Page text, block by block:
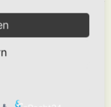
um eine unter der „
Foren-Software
haben keinen Einfluss auf
für bestimmte Zwecke nicht
Einfluss nehmen.